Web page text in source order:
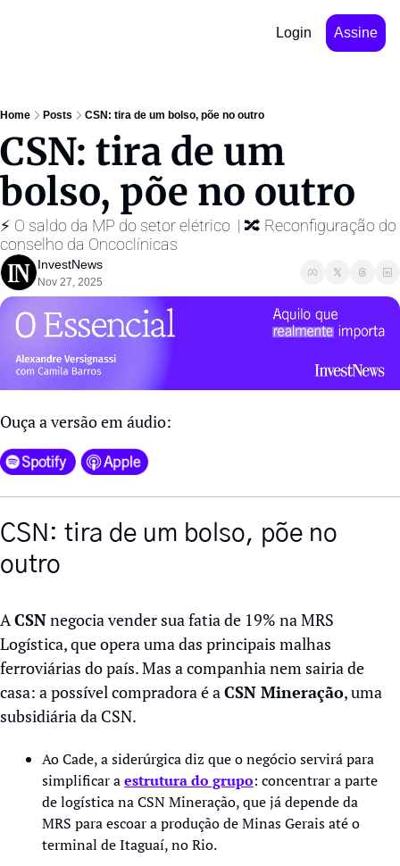
Login Assine
Home Posts CSN: tira de um bolso, põe no outro
CSN: tira de um
bolso, põe no outro
⚡️ O saldo da MP do setor elétrico  | 🔀 Reconfiguração do
conselho da Oncoclínicas
InvestNews ㅤ
Nov 27, 2025
Ouça a versão em áudio:
CSN: tira de um bolso, põe no
outro
A CSN negocia vender sua fatia de 19% na MRS
Logística, que opera uma das principais malhas
ferroviárias do país. Mas a companhia nem sairia de
casa: a possível compradora é a CSN Mineração, uma
subsidiária da CSN.
Ao Cade, a siderúrgica diz que o negócio servirá para
simplificar a estrutura do grupo: concentrar a parte
de logística na CSN Mineração, que já depende da
MRS para escoar a produção de Minas Gerais até o
terminal de Itaguaí, no Rio.